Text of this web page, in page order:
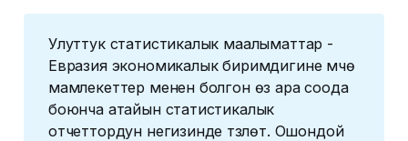
Улуттук статистикалык маалыматтар -
Евразия экономикалык биримдигине мүчө
мамлекеттер менен болгон өз ара соода
боюнча атайын статистикалык
отчеттордун негизинде түзүлөт. Ошондой